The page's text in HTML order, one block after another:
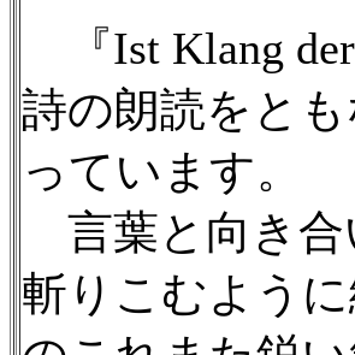
『Ist Klang
詩の朗読をと
っています。
言葉と向き合
斬りこむよう